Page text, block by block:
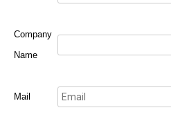
Company
Name
Mail